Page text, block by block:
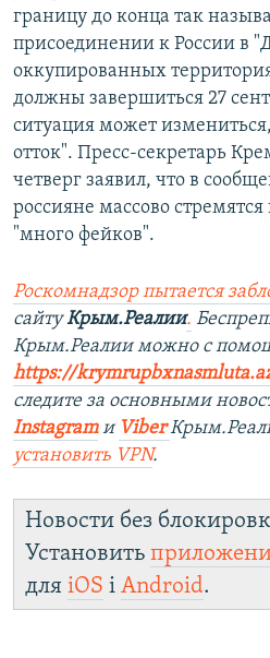
границу до конца так
присоединении к России в
оккупированных
должны завершиться 27
ситуация может
отток". Пресс-секретарь
четверг заявил, что в
россияне массово стремятся
"много фейков".
Роскомнадзор пытается
сайтуКрым.Реалии.
Крым.Реалии можно с
https://
следите за основными
Instagram и Viber
установить VPN.
Новости без
Установить
для iOS і Android.